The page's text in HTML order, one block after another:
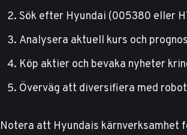
Sök efter Hyundai (005380 eller
Analysera aktuell kurs och
Köp aktier och bevaka nyheter
Överväg att diversifiera med
Notera att Hyundais kärnverksamhet